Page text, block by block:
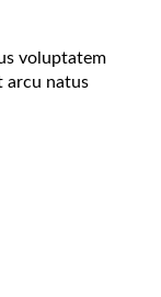
voluptatem
arcu natus